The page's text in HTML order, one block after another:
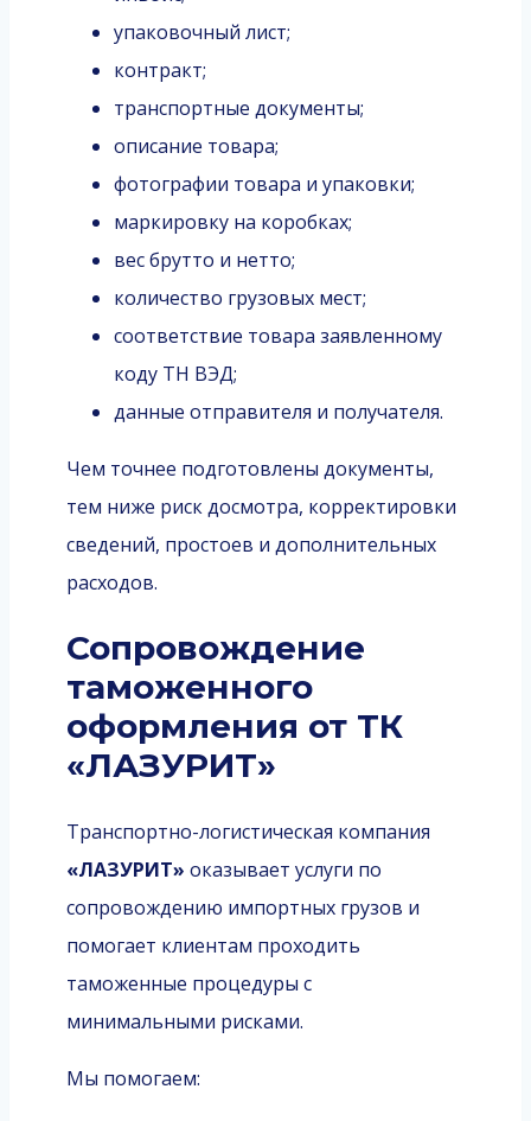
упаковочный лист;
контракт;
транспортные документы;
описание товара;
фотографии товара и упаковки;
маркировку на коробках;
вес брутто и нетто;
количество грузовых мест;
соответствие товара заявленному
коду ТН ВЭД;
данные отправителя и получателя.
Чем точнее подготовлены документы,
тем ниже риск досмотра, корректировки
сведений, простоев и дополнительных
расходов.
Сопровождение
таможенного
оформления от ТК
«ЛАЗУРИТ»
Транспортно-логистическая компания
«ЛАЗУРИТ» оказывает услуги по
сопровождению импортных грузов и
помогает клиентам проходить
таможенные процедуры с
минимальными рисками.
Мы помогаем: